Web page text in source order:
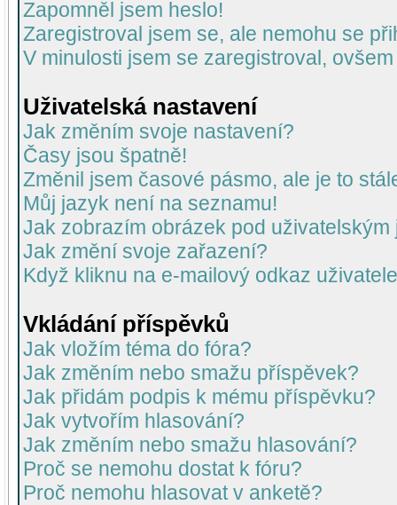
Zapomněl jsem heslo!
Zaregistroval jsem se, ale nemohu se
V minulosti jsem se zaregistroval,
Uživatelská nastavení
Jak změním svoje nastavení?
Časy jsou špatně!
Změnil jsem časové pásmo, ale je to
Můj jazyk není na seznamu!
Jak zobrazím obrázek pod uživatelským
Jak změní svoje zařazení?
Když kliknu na e-mailový odkaz
Vkládání příspěvků
Jak vložím téma do fóra?
Jak změním nebo smažu příspěvek?
Jak přidám podpis k mému příspěvku?
Jak vytvořím hlasování?
Jak změním nebo smažu hlasování?
Proč se nemohu dostat k fóru?
Proč nemohu hlasovat v anketě?